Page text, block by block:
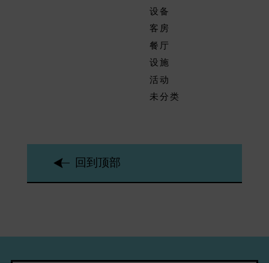
设备
客房
餐厅
设施
活动
未分类
回到顶部